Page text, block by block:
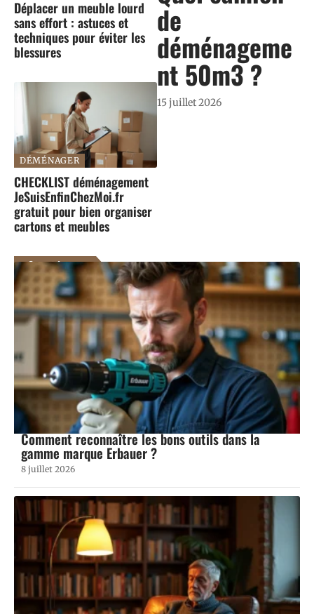
Déplacer un meuble lourd
sans effort : astuces et
techniques pour éviter les
blessures
DÉMÉNAGER
CHECKLIST déménagement
JeSuisEnfinChezMoi.fr
gratuit pour bien organiser
cartons et meubles
de
déménageme
nt 50m3 ?
15 juillet 2026
Smart home En voir plus
Comment reconnaître les bons outils dans la
gamme marque Erbauer ?
8 juillet 2026